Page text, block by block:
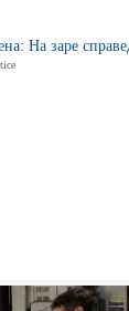
На заре